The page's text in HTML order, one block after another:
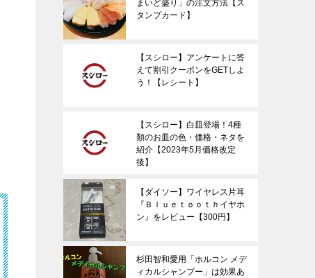
まいど盛り」の注文方法【ス
タンプカード】
【スシロー】アンケートに答
えて割引クーポンをGETしよ
う！【レシート】
【スシロー】白皿登場！4種
類のお皿の色・価格・ネタを
紹介【2023年5月価格改定
後】
【ダイソー】ワイヤレス片耳
『Ｂｌｕｅｔｏｏｔｈイヤホ
ン』をレビュー【300円】
杉田智和愛用「ホルコン メデ
ィカルシャンプー」は効果あ